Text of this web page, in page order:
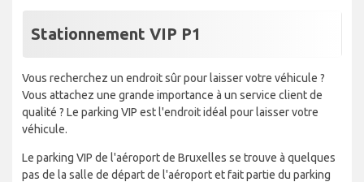
Stationnement VIP P1
Vous recherchez un endroit sûr pour laisser votre véhicule ?
Vous attachez une grande importance à un service client de
qualité ? Le parking VIP est l'endroit idéal pour laisser votre
véhicule.
Le parking VIP de l'aéroport de Bruxelles se trouve à quelques
pas de la salle de départ de l'aéroport et fait partie du parking